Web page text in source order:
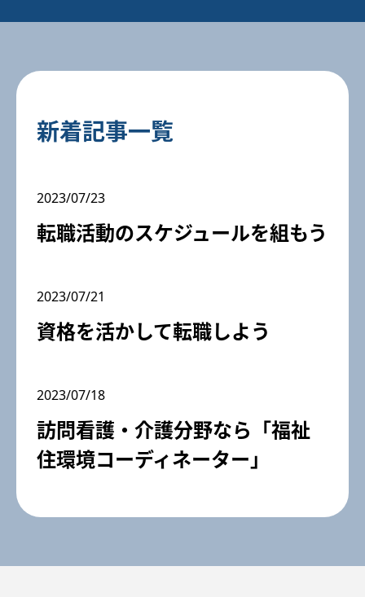
新着記事一覧
2023/07/23
転職活動のスケジュールを組もう
2023/07/21
資格を活かして転職しよう
2023/07/18
訪問看護・介護分野なら「福祉
住環境コーディネーター」